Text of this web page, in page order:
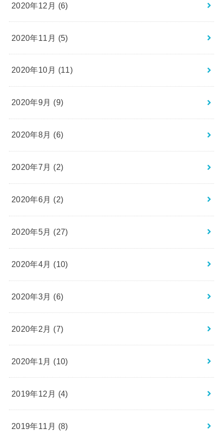
2020年12月 (6)
2020年11月 (5)
2020年10月 (11)
2020年9月 (9)
2020年8月 (6)
2020年7月 (2)
2020年6月 (2)
2020年5月 (27)
2020年4月 (10)
2020年3月 (6)
2020年2月 (7)
2020年1月 (10)
2019年12月 (4)
2019年11月 (8)